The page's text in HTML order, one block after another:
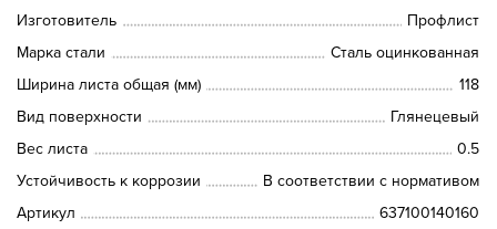
Изготовитель
Профлист
Марка стали
Сталь оцинкованная
Ширина листа общая (мм)
118
Вид поверхности
Глянецевый
Вес листа
0.5
Устойчивость к коррозии
В соответствии с нормативом
Артикул
637100140160